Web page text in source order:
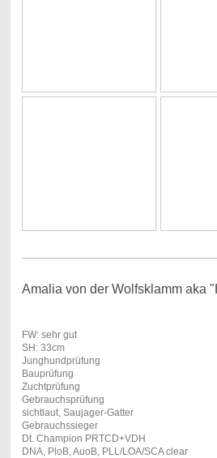
Amalia von der Wolfsklamm aka
FW: sehr gut
SH: 33cm
Junghundprüfung
Bauprüfung
Zuchtprüfung
Gebrauchsprüfung
sichtlaut, Saujager-Gatter
Gebrauchssieger
Dt. Champion PRTCD+VDH
DNA, PloB, AuoB, PLL/LOA/SCA clear